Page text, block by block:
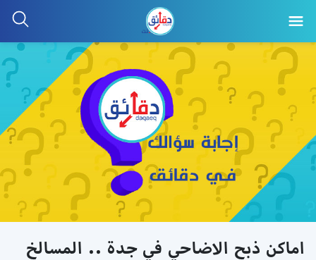
اماكن ذبح الاضاحي في جدة .. المسالخ